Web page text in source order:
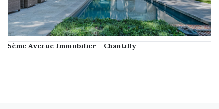
5ème Avenue Immobilier – Chantilly